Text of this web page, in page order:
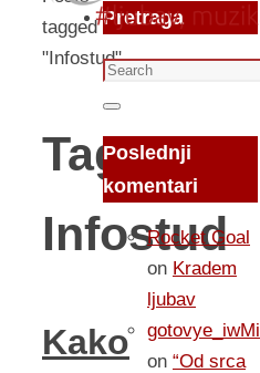
tagged
"Infostud"
Tag:
Infostud
Kako
Pretraga
Search
for:
Search
Poslednji
komentari
Rocket Goal
on Kradem
ljubav
gotovye_iwMi
on “Od srca